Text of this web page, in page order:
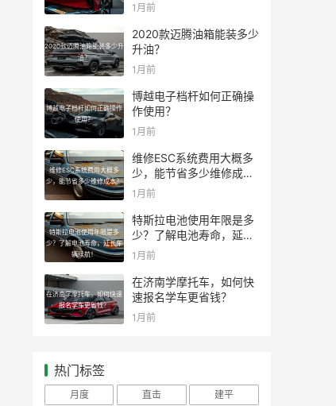
1月前
2020款迈腾油箱能装多少升
油？
2020款迈腾油箱能装多少
升油？
1月前
博越电子档杆如何正确操作
使用？
博越电子档杆如何正确操
作使用？
1月前
维修ESC系统费用大概多
少，能节省多少维修成本？
维修ESC系统费用大概多
少，能节省多少维修成
本？
1月前
特斯拉电池使用年限是多
少？了解电池寿命，延长车
辆续航！
特斯拉电池使用年限是多
少？了解电池寿命，延长
车辆续航！
1月前
在济南学摩托车，如何快速
报名学车更省钱？
在济南学摩托车，如何快
速报名学车更省钱？
1月前
热门标签
月度 直击 建平